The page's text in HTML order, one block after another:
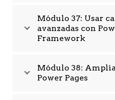
Módulo 37: Usar
avanzadas con
Framework
Módulo 38:
Power Pages